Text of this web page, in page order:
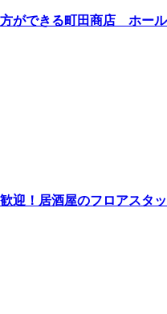
ができる町田商店 ホール
迎！居酒屋のフロアスタッ